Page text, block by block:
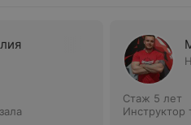
Стаж 5 лет
Инструктор